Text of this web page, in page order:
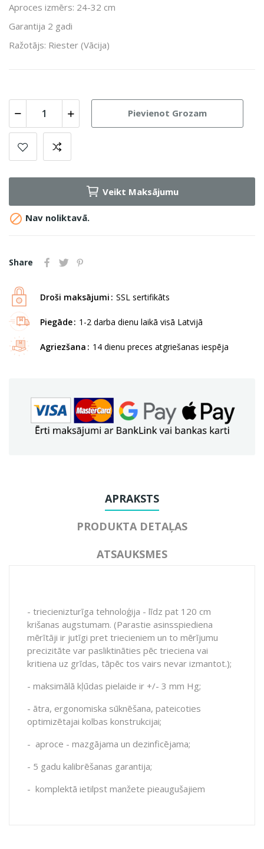
Aproces izmērs: 24-32 cm
Garantija 2 gadi
Ražotājs: Riester (Vācija)
Pievienot Grozam
Veikt Maksājumu
 Nav noliktavā.
Share
Droši maksājumi SSL sertifikāts
Piegāde 1-2 darba dienu laikā visā Latvijā
Agriezšana 14 dienu preces atgriešanas iespēja
APRAKSTS
PRODUKTA DETAĻAS
ATSAUKSMES
- triecienizturīga tehnoloģija - līdz pat 120 cm
krišanas augstumam. (Parastie asinsspiediena
mērītāji ir jutīgi pret triecieniem un to mērījumu
precizitāte var pasliktināties pēc trieciena vai
kritiena uz grīdas, tāpēc tos vairs nevar izmantot.);
- maksimālā kļūdas pielaide ir +/- 3 mm Hg;
- ātra, ergonomiska sūknēšana, pateicoties
optimizētajai kolbas konstrukcijai;
- aproce - mazgājama un dezinficējama;
- 5 gadu kalibrēšanas garantija;
- komplektā ietilpst manžete pieaugušajiem